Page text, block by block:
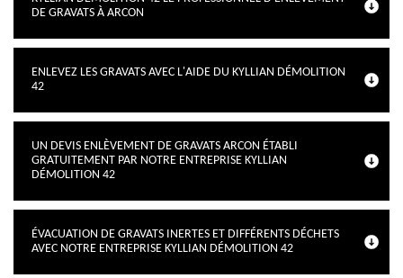
DE GRAVATS À ARCON
ENLEVEZ LES GRAVATS AVEC L'AIDE DU KYLLIAN DÉMOLITION
42
UN DEVIS ENLÈVEMENT DE GRAVATS ARCON ÉTABLI
GRATUITEMENT PAR NOTRE ENTREPRISE KYLLIAN
DÉMOLITION 42
ÉVACUATION DE GRAVATS INERTES ET DIFFÉRENTS DÉCHETS
AVEC NOTRE ENTREPRISE KYLLIAN DÉMOLITION 42